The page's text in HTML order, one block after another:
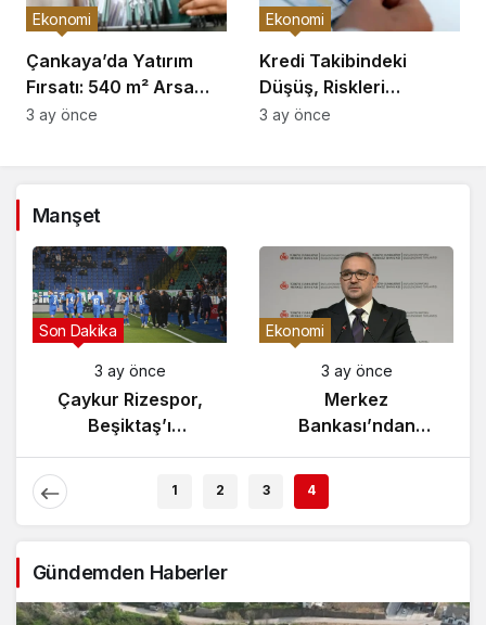
Çankaya’da Yatırım
Fırsatı: 540 m² Arsa
Satışı
Ekonomi
3 ay önce
Kredi Takibindeki
Düşüş, Riskleri
Artırıyor!
Ekonomi
3 ay önce
Manşet
Son Dakika
3 ay önce
Çaykur Rizespor,
Beşiktaş’ı
Ağırlıyor!
Ekonomi
3 ay önce
Merkez
Bankası’ndan
Enflasyon Raporu
1 2 3 4
Gündemden Haberler